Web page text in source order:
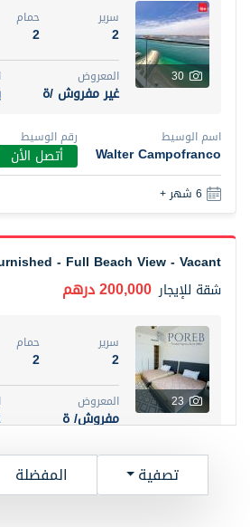
30
سرير
2
حمام
2
المعروض
غير مفروش /ة
اسم الوسيط
Walter Campofranco
رقم الوسيط
أتصل الأن
6 شهر +
- Full Beach View - Vacant
شقة للإيجار 200,000 درهم
23
سرير
2
حمام
2
المعروض
مفروش/ ة
Kristian De Jesus أتصل الأن تصفية المفضلة